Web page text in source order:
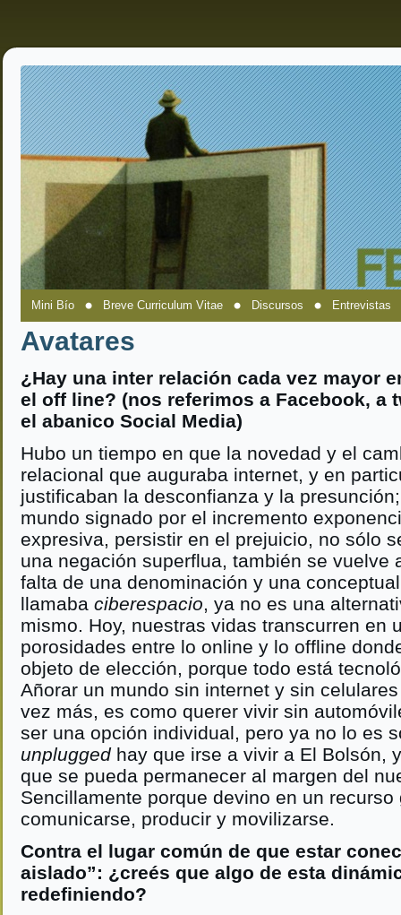
Mini Bío Breve Curriculum Vitae Discursos Entrevistas
Avatares
¿Hay una inter relación cada vez mayor
el off line? (nos referimos a Facebook, a
el abanico Social Media)
Hubo un tiempo en que la novedad y el
relacional que auguraba internet, y en
justificaban la desconfianza y la
mundo signado por el incremento
expresiva, persistir en el prejuicio, no sólo
una negación superflua, también se vuelve
falta de una denominación y una
llamaba ciberespacio, ya no es una
mismo. Hoy, nuestras vidas transcurren en
porosidades entre lo online y lo offline
objeto de elección, porque todo está
Añorar un mundo sin internet y sin
vez más, es como querer vivir sin
ser una opción individual, pero ya no lo es
unpluggedhay que irse a vivir a El Bolsón,
que se pueda permanecer al margen del
Sencillamente porque devino en un
comunicarse, producir y movilizarse.
Contra el lugar común de que estar
aislado”: ¿creés que algo de esta
redefiniendo?